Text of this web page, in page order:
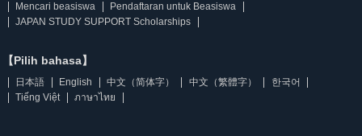
Mencari beasiswa
Pendaftaran untuk Beasiswa
JAPAN STUDY SUPPORT Scholarships
【Pilih bahasa】
日本語 English 中文（简体字） 中文（繁體字）
한국어
Tiếng Việt
ภาษาไทย